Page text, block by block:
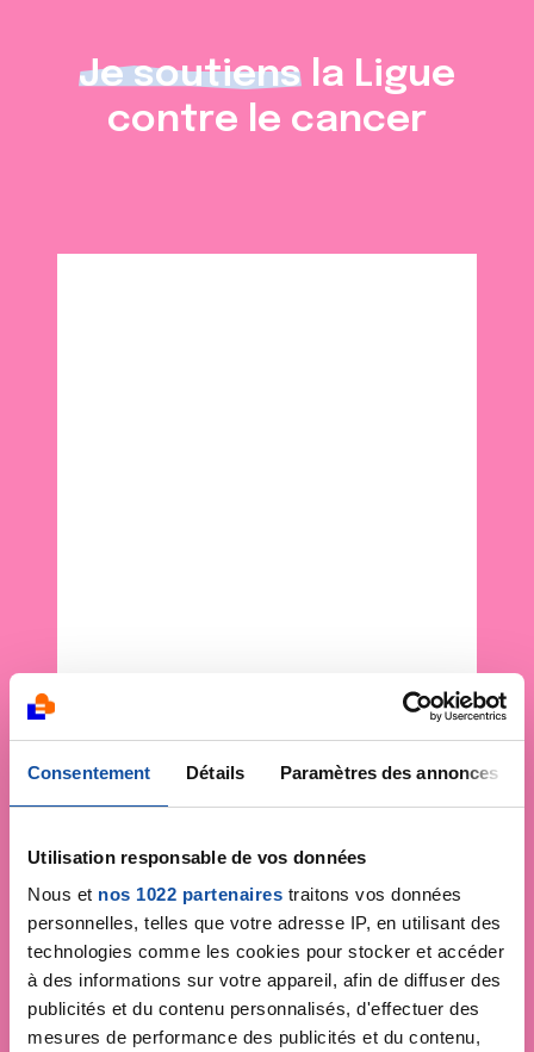
Consentement Détails Paramètres des annonces
Utilisation responsable de vos données
Nous et nos 1022 partenaires traitons vos données
personnelles, telles que votre adresse IP, en utilisant des
technologies comme les cookies pour stocker et accéder
à des informations sur votre appareil, afin de diffuser des
publicités et du contenu personnalisés, d'effectuer des
mesures de performance des publicités et du contenu,
Je soutiens la Ligue
contre le cancer